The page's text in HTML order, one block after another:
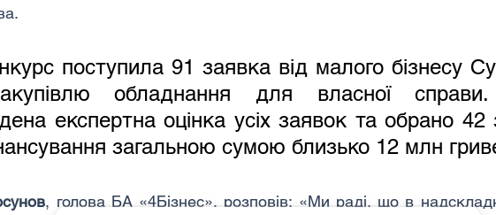
поступила 91 заявка від малого бізнесу
обладнання для власної
експертна оцінка усіх заявок та обрано 42
загальною сумою близько 12 млн
, голова БА «4Бізнес», розповів: «Ми раді, що в